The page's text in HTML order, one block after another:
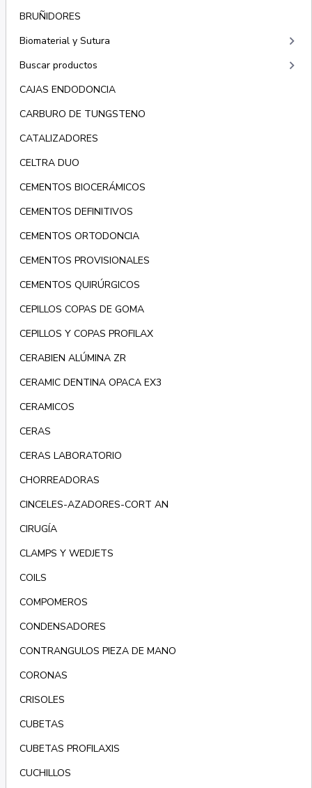
BRUÑIDORES
Biomaterial y Sutura
keyboard_arrow_right
Buscar productos keyboard_arrow_right
CAJAS ENDODONCIA
CARBURO DE TUNGSTENO
CATALIZADORES
CELTRA DUO
CEMENTOS BIOCERÁMICOS
CEMENTOS DEFINITIVOS
CEMENTOS ORTODONCIA
CEMENTOS PROVISIONALES
CEMENTOS QUIRÚRGICOS
CEPILLOS COPAS DE GOMA
CEPILLOS Y COPAS PROFILAX
CERABIEN ALÚMINA ZR
CERAMIC DENTINA OPACA EX3
CERAMICOS
CERAS
CERAS LABORATORIO
CHORREADORAS
CINCELES-AZADORES-CORT AN
CIRUGÍA
CLAMPS Y WEDJETS
COILS
COMPOMEROS
CONDENSADORES
CONTRANGULOS PIEZA DE MANO
CORONAS
CRISOLES
CUBETAS
CUBETAS PROFILAXIS
CUCHILLOS